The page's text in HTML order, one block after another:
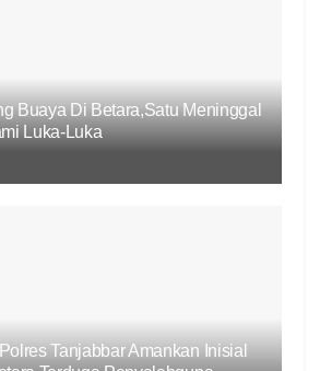
Buaya Di Betara,Satu Meninggal
Luka-Luka
Tanjabbar Amankan Inisial